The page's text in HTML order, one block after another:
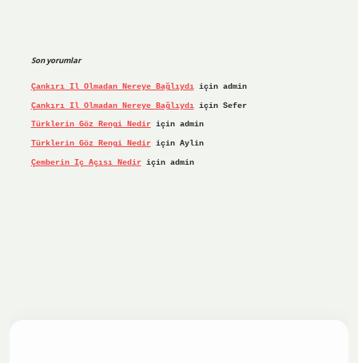
Son yorumlar
Çankırı Il Olmadan Nereye Bağlıydıiçin admin
Çankırı Il Olmadan Nereye Bağlıydıiçin Sefer
Türklerin Göz Rengi Nediriçin admin
Türklerin Göz Rengi Nediriçin Aylin
Çemberin Iç Açısı Nediriçin admin